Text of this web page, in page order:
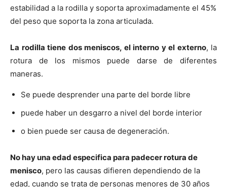
estabilidad a la rodilla y soporta aproximadamente el 45%
del peso que soporta la zona articulada.
La rodilla tiene dos meniscos, el interno y el externo, la
rotura de los mismos puede darse de diferentes
maneras.
Se puede desprender una parte del borde libre
puede haber un desgarro a nivel del borde interior
o bien puede ser causa de degeneración.
No hay una edad especifica para padecer rotura de
menisco, pero las causas difieren dependiendo de la
edad, cuando se trata de personas menores de 30 años